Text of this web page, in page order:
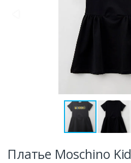
Платье Moschino Kid